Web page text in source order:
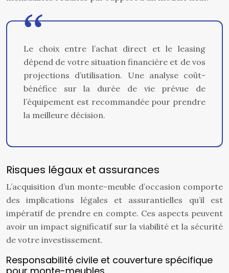
Le choix entre l’achat direct et le leasing
dépend de votre situation financière et de vos
projections d’utilisation. Une analyse coût-
bénéfice sur la durée de vie prévue de
l’équipement est recommandée pour prendre
la meilleure décision.
Risques légaux et assurances
L’acquisition d’un monte-meuble d’occasion comporte
des implications légales et assurantielles qu’il est
impératif de prendre en compte. Ces aspects peuvent
avoir un impact significatif sur la viabilité et la sécurité
de votre investissement.
Responsabilité civile et couverture spécifique